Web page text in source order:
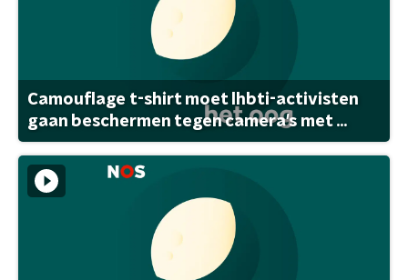
Camouflage t-shirt moet lhbti-activisten
gaan beschermen tegen camera's met ...